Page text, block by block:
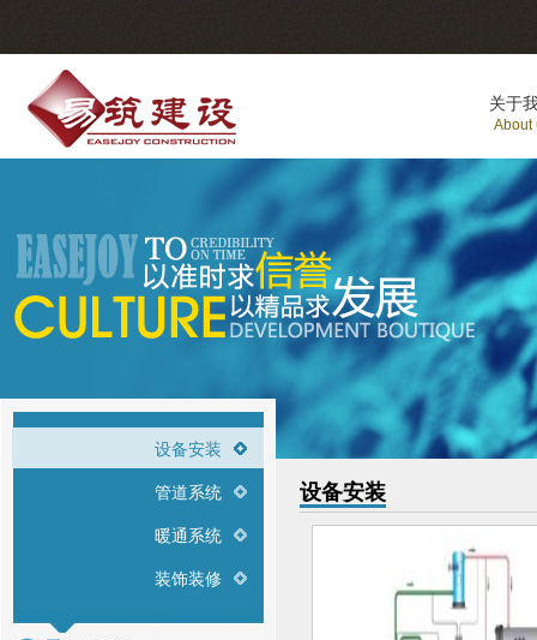
关于
About
设备安装
管道系统
暖通系统
装饰装修
设备安装